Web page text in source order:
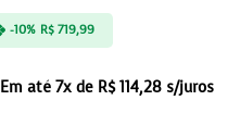
Em até 7x de R$114,28 s/juros
-10% R$719,99